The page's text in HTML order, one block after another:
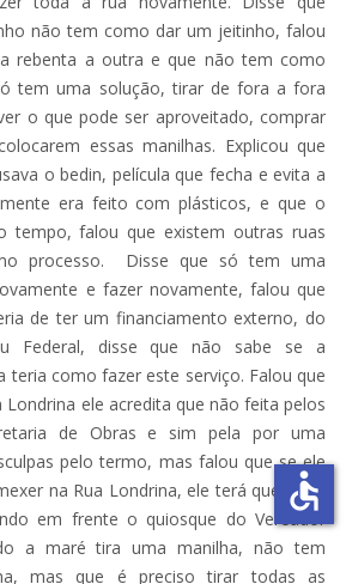
não tem como dar um jeitinho, falou
rebenta a outra e que não tem como
tem uma solução, tirar de fora a fora
o que pode ser aproveitado, comprar
essas manilhas. Explicou que
o bedin, película que fecha e evita a
era feito com plásticos, e que o
tempo, falou que existem outras ruas
processo. Disse que só tem uma
e fazer novamente, falou que
de ter um financiamento externo, do
Federal, disse que não sabe se a
teria como fazer este serviço. Falou que
ele acredita que não feita pelos
de Obras e sim pela por uma
pelo termo, mas falou que se ele
na Rua Londrina, ele terá que fazer
em frente o quiosque do Vereador
a maré tira uma manilha, não tem
mas que é preciso tirar todas as
accessible